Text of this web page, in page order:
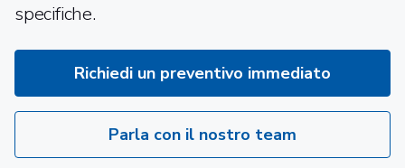
specifiche.
Richiedi un preventivo immediato
Parla con il nostro team